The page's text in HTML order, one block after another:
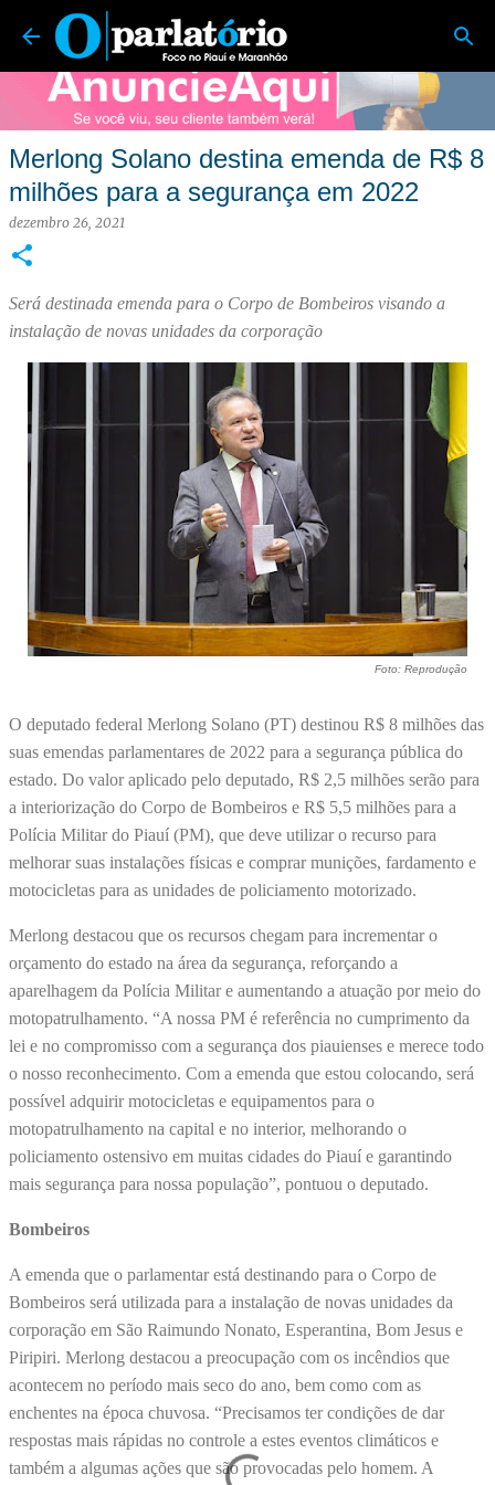
Pular para o conteúdo principal
O Parlatório | Foco no Piauí e Maranhão
Merlong Solano destina emenda de R$ 8
milhões para a segurança em 2022
dezembro 26, 2021
Será destinada emenda para o Corpo de Bombeiros visando a
instalação de novas unidades da corporação
Foto: Reprodução
O deputado federal Merlong Solano (PT) destinou R$ 8 milhões das
suas emendas parlamentares de 2022 para a segurança pública do
estado. Do valor aplicado pelo deputado, R$ 2,5 milhões serão para
a interiorização do Corpo de Bombeiros e R$ 5,5 milhões para a
Polícia Militar do Piauí (PM), que deve utilizar o recurso para
melhorar suas instalações físicas e comprar munições, fardamento e
motocicletas para as unidades de policiamento motorizado.
Merlong destacou que os recursos chegam para incrementar o
orçamento do estado na área da segurança, reforçando a
aparelhagem da Polícia Militar e aumentando a atuação por meio do
motopatrulhamento. “A nossa PM é referência no cumprimento da
lei e no compromisso com a segurança dos piauienses e merece todo
o nosso reconhecimento. Com a emenda que estou colocando, será
possível adquirir motocicletas e equipamentos para o
motopatrulhamento na capital e no interior, melhorando o
policiamento ostensivo em muitas cidades do Piauí e garantindo
mais segurança para nossa população”, pontuou o deputado.
Bombeiros
A emenda que o parlamentar está destinando para o Corpo de
Bombeiros será utilizada para a instalação de novas unidades da
corporação em São Raimundo Nonato, Esperantina, Bom Jesus e
Piripiri. Merlong destacou a preocupação com os incêndios que
acontecem no período mais seco do ano, bem como com as
enchentes na época chuvosa. “Precisamos ter condições de dar
respostas mais rápidas no controle a estes eventos climáticos e
também a algumas ações que são provocadas pelo homem. A